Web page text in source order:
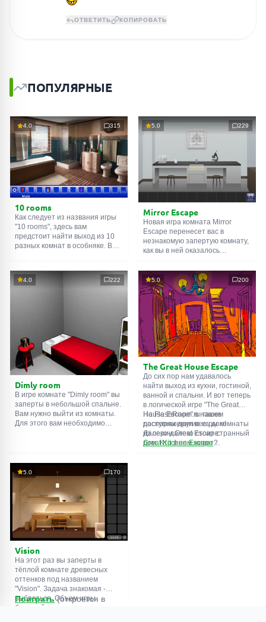
ОТВЕТИТЬ КОПИРОВАТЬ
ПОПУЛЯРНЫЕ
4.0 315
10 rooms
Как следует из названия игры
"10 rooms", здесь вам
предстоит найти выход из 10
разных комнат в особняке. В
их, чтобы выйти. Выход из
одной комнаты является
5.0 229
Mirror Escape
Новая игра комната Mirror
Escape перенесет вас в
незнакомую запертую комнату,
как вы в ней оказалось
смекалки попробуйте решить
все, приготовленные авторами
для вас, головоломки и найти
выход на свободу.
Внимательно осмотрите
помещение, возможно вы
сможете найти какие-нибудь
подсказки. Желаем удачи!
4.0 222
Dimly room
В игре комнате "Dimly room" вы
заперты в небольшой спальне.
Вам нужно выйти из комнаты.
Для этого вам необходимо
5.0 200
The Great House Escape
До сих пор нам удавалось
найти выход из кухни, гостиной,
ванной и спальни. И вот теперь
в логической игре "The Great
House Escape" в нашем
распоряжении весь дом!
Далеко-далеко стоит странный
дом. Кто в нем живет?
На FlashRoom.ru также
доступны другие игры комнаты
из серии Great Escape:
Great Kitchen Escape
5.0 170
Vision
На этот раз вы заперты в
тёплой комнате древесных
оттенков под названием
"Vision". Задача знакомая -
выбраться. Объем игры
большой, подчеркиваем
Поиграть(откроется в